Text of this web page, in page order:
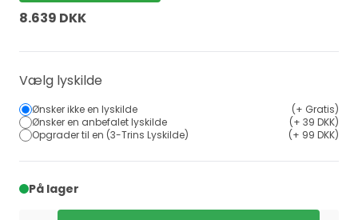
8.639 DKK
Vælg lyskilde
Ønsker ikke en lyskilde
(+ Gratis)
Ønsker en anbefalet lyskilde
(+ 39 DKK)
Opgrader til en (3-Trins Lyskilde)
(+ 99 DKK)
På lager